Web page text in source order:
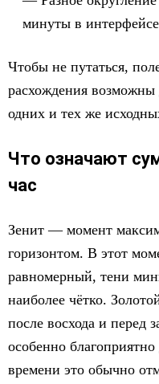
минуты в
Чтобы не путаться,
расхождения
одних и тех же
Что означают
час
Зенит — момент
горизонтом. В этот
равномерный, тени
наиболее чётко.
после восхода и перед
особенно
времени это обычно